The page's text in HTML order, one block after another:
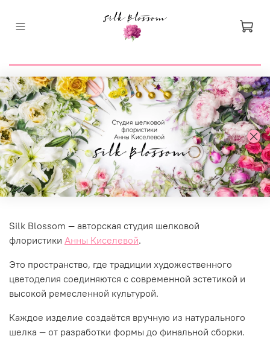
Silk Blossom — авторская студия шелковой
флористики Анны Киселевой.
Это пространство, где традиции художественного
цветоделия соединяются с современной эстетикой и
высокой ремесленной культурой.
Каждое изделие создаётся вручную из натурального
шелка — от разработки формы до финальной сборки.